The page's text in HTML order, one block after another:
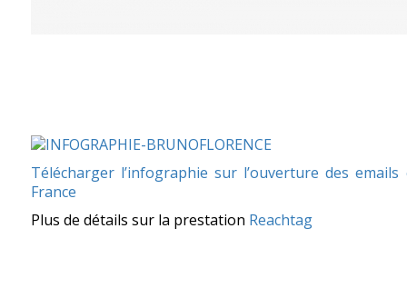
Télécharger l’infographie sur l’ouverture des emails
France
Plus de détails sur la prestation Reachtag